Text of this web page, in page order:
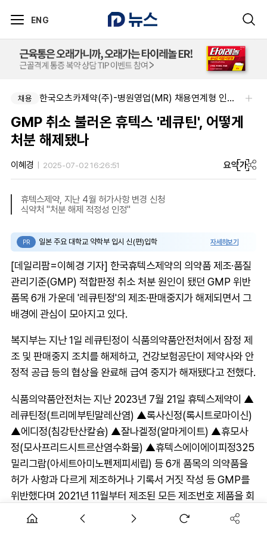
ENG
채용 아주약품-평택공장 제조관리약사 채용(신입우대)
채용 한국오츠카제약(주)-병원영업(MR) 채용연계형 인턴(신입사원) 모집 공고
GMP 취소 불러온 휴텍스 '레큐틴', 어떻게
처분 해제됐나
이혜경 2025-07-02 16:26:51 요약가
휴텍스제약, 지난 4월 허가사항 변경 신청
식약처 "처분 해제 적정성 인정"
PR 일본 주요 대학교 약학부 입시 신(편)입학 자세히보기
[데일리팜=이혜경 기자] 한국휴텍스제약의 의약품 제조·품질
관리기준(GMP) 적합판정 취소 처분 원인이 됐던 GMP 위반
품목 6개 가운데 '레큐틴정'의 제조·판매중지가 해제되면서 그
배경에 관심이 모아지고 있다.
복지부는 지난 1일 레큐틴정이 식품의약품안전처에서 잠정 제
조 및 판매중지 조치를 해제하고, 건강보험공단이 제약사와 안
정적 공급 등의 협상을 완료해 급여 중지가 해재됐다고 전했다.
식품의약품안전처는 지난 2023년 7월 21일 휴텍스제약이 ▲
레큐틴정(트리메부틴말레산염) ▲록사신정(록시트로마이신)
▲에디정(침강탄산칼슘) ▲잘나겔정(알마게이트) ▲휴모사
정(모사프리드시트르산염수화물) ▲휴텍스에이에이피정325
밀리그람(아세트아미노펜제피세립) 등 6개 품목의 의약품을
허가 사항과 다르게 제조하거나 기록서 거짓 작성 등 GMP를
위반했다며 2021년 11월부터 제조된 모든 제조번호 제품을 회
수하고 잠정 제조·판매중지 처분을 내렸다.